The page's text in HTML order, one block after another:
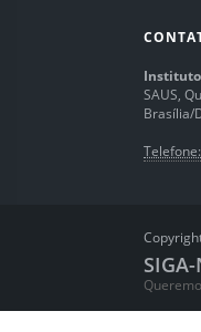
SAUS,
Brasília/
Telefone:
SIGA-